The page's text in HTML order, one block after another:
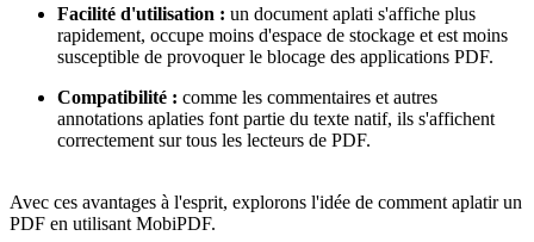
Facilité d'utilisation : un document aplati s'affiche plus
rapidement, occupe moins d'espace de stockage et est moins
susceptible de provoquer le blocage des applications PDF.
Compatibilité : comme les commentaires et autres
annotations aplaties font partie du texte natif, ils s'affichent
correctement sur tous les lecteurs de PDF.
Avec ces avantages à l'esprit, explorons l'idée de comment aplatir un
PDF en utilisant MobiPDF.